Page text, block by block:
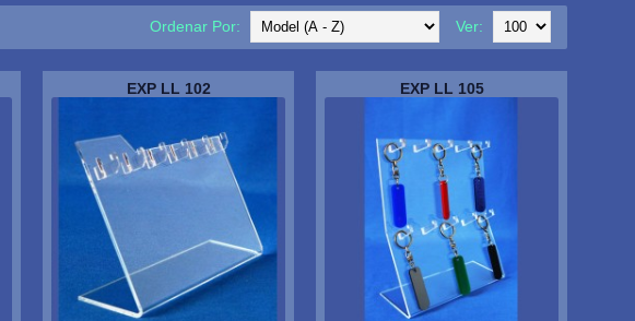
Ver:
Ordenar Por:
EXP LL 102 EXP LL 105